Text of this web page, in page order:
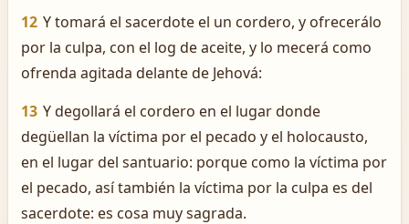
12 Y tomará el sacerdote el un cordero, y ofrecerálo
por la culpa, con el log de aceite, y lo mecerá como
ofrenda agitada delante de Jehová:
13 Y degollará el cordero en el lugar donde
degüellan la víctima por el pecado y el holocausto,
en el lugar del santuario: porque como la víctima por
el pecado, así también la víctima por la culpa es del
sacerdote: es cosa muy sagrada.